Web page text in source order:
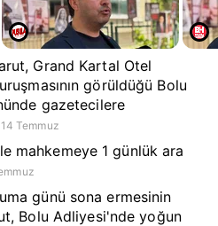
Grand Kartal Otel
görüldüğü Bolu
gazetecilere
14 Temmuz
mahkemeye 1 günlük ara
günü sona ermesinin
Bolu Adliyesi'nde yoğun